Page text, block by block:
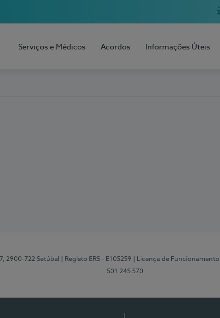
Serviços e Médicos Acordos Informações Úteis
2900-722 Setúbal | Registo ERS - E105259 | Licença de
501 245 570